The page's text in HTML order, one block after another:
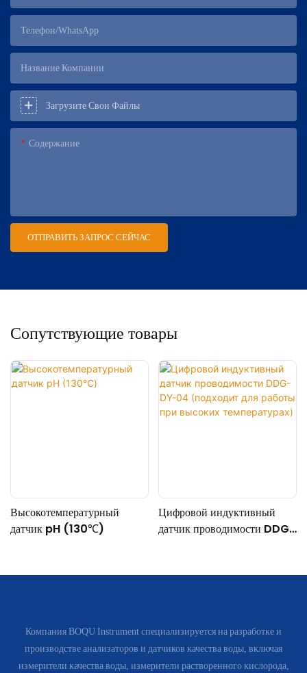
Телефон/WhatsApp
Название Компании
Загрузите Свои Файлы
Содержание
ОТПРАВИТЬ ЗАПРОС СЕЙЧАС
Сопутствующие товары
Высокотемпературный
датчик pH (130℃)
Цифровой индуктивный
датчик проводимости DDG-
температурах)
Компания BOQU Instrument специализируется на разработке и
производстве анализаторов и датчиков качества воды, включая
измерители качества воды, измерители растворенного кислорода,